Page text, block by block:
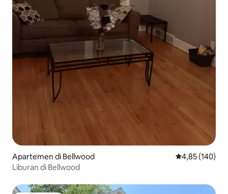
Apartemen di Bellwood Nilai rata-rata
4,85 (140)
Liburan di Bellwood